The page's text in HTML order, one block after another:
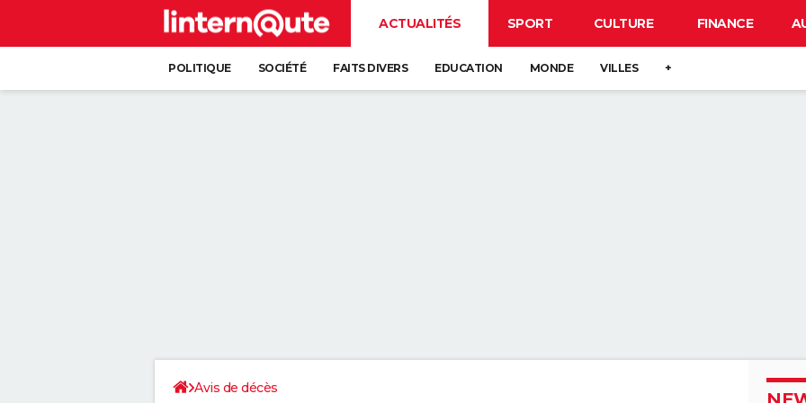
ACTUALITÉS SPORT CULTURE FINANCE
POLITIQUE SOCIÉTÉ FAITS DIVERS EDUCATION MONDE VILLES +
Avis de décès